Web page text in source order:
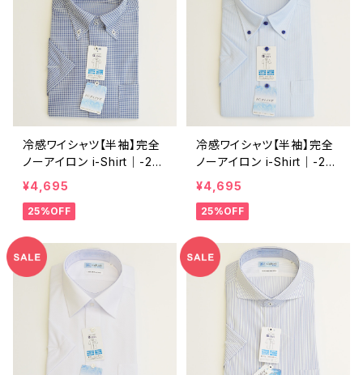
冷感ワイシャツ【半袖】完全
ノーアイロン i-Shirt｜-2℃
冷却 形態安定 レギュラー
シルエット ボタンダウン チ
ェック柄 メンズ ビジネス e
¥4,695
25%OFF
冷感ワイシャツ【半袖】完全
ノーアイロン i-Shirt｜-2℃
冷却 形態安定 レギュラー
シルエット ボタンダウン ス
トライプ メンズ ビジネス e
¥4,695
25%OFF